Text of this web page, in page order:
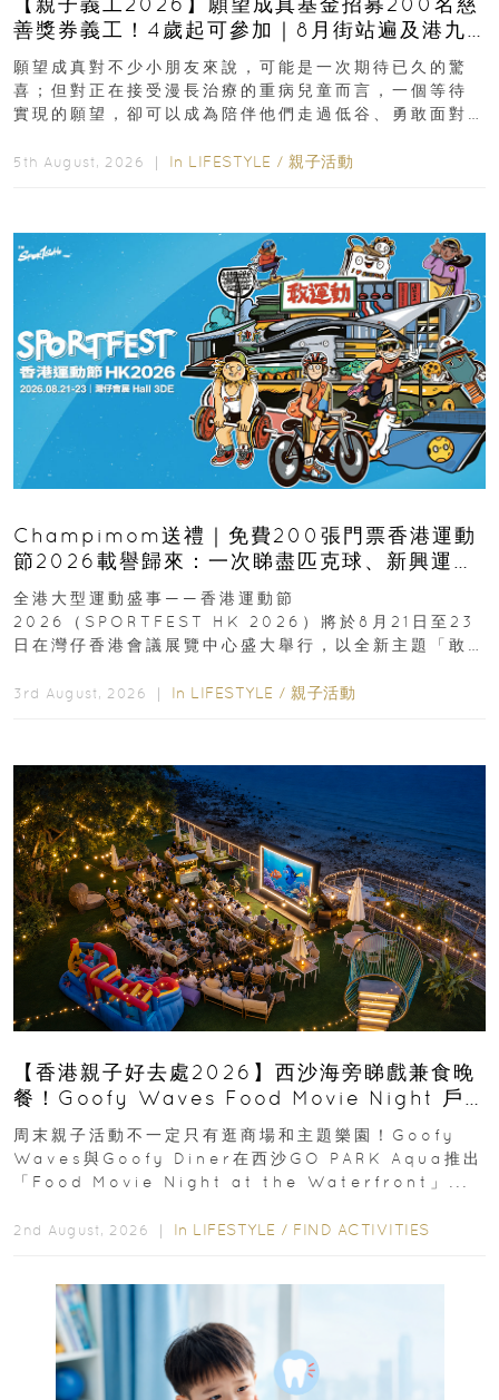
善獎券義工！4歲起可參加｜8月街站遍及港九
新界
願望成真對不少小朋友來說，可能是一次期待已久的驚
喜；但對正在接受漫長治療的重病兒童而言，一個等待
實現的願望，卻可以成為陪伴他們走過低谷、勇敢面對
5th August, 2026 ｜ In LIFESTYLE / 親子活動
Champimom送禮｜免費200張門票香港運動
節2026載譽歸來：一次睇盡匹克球、新興運
動、街舞比賽＋逾百運動品牌展覽
全港大型運動盛事——香港運動節
2026（SPORTFEST HK 2026）將於8月21日至23
日在灣仔香港會議展覽中心盛大舉行，以全新主題「敢
3rd August, 2026 ｜ In LIFESTYLE / 親子活動
【香港親子好去處2026】西沙海旁睇戲兼食晚
餐！Goofy Waves Food Movie Night 戶
外影院逢週末登場
周末親子活動不一定只有逛商場和主題樂園！Goofy
Waves與Goofy Diner在西沙GO PARK Aqua推出
「Food Movie Night at the Waterfront」...
2nd August, 2026 ｜ In LIFESTYLE / FIND ACTIVITIES